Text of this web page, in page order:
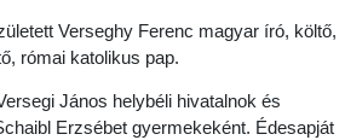
Verseghy Ferenc magyar író, költő,
római katolikus pap.
János helybéli hivatalnok és
Erzsébet gyermekeként. Édesapját